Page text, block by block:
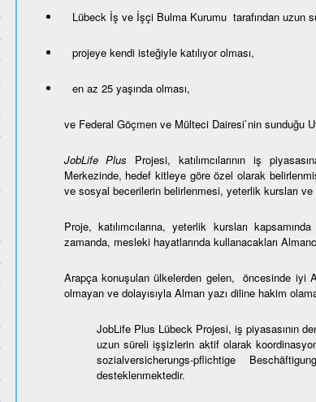
Lübeck İş ve İşçi Bulma Kurumu tarafından uzun
projeye kendi isteğiyle katılıyor olması,
en az 25 yaşında olması,
ve Federal Göçmen ve Mülteci Dairesi`nin sunduğu
JobLife Plus Projesi, katılımcılarının iş
Merkezinde, hedef kitleye göre özel olarak
ve sosyal becerilerin belirlenmesi, yeterlik kursları ve
Proje, katılımcılarına, yeterlik kursları
zamanda, mesleki hayatlarında kullanacakları
Arapça konuşulan ülkelerden gelen, öncesinde iyi
olmayan ve dolayısıyla Alman yazı diline hakim
JobLife Plus Lübeck Projesi, iş piyasasının
uzun süreli işşizlerin aktif olarak
sozialversicherungs-pflichtige
desteklenmektedir.